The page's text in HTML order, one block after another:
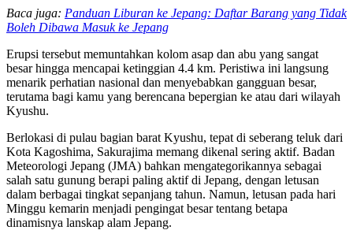
Baca juga: Panduan Liburan ke Jepang: Daftar Barang yang Tidak
Boleh Dibawa Masuk ke Jepang
Erupsi tersebut memuntahkan kolom asap dan abu yang sangat
besar hingga mencapai ketinggian 4.4 km. Peristiwa ini langsung
menarik perhatian nasional dan menyebabkan gangguan besar,
terutama bagi kamu yang berencana bepergian ke atau dari wilayah
Kyushu.
Berlokasi di pulau bagian barat Kyushu, tepat di seberang teluk dari
Kota Kagoshima, Sakurajima memang dikenal sering aktif. Badan
Meteorologi Jepang (JMA) bahkan mengategorikannya sebagai
salah satu gunung berapi paling aktif di Jepang, dengan letusan
dalam berbagai tingkat sepanjang tahun. Namun, letusan pada hari
Minggu kemarin menjadi pengingat besar tentang betapa
dinamisnya lanskap alam Jepang.